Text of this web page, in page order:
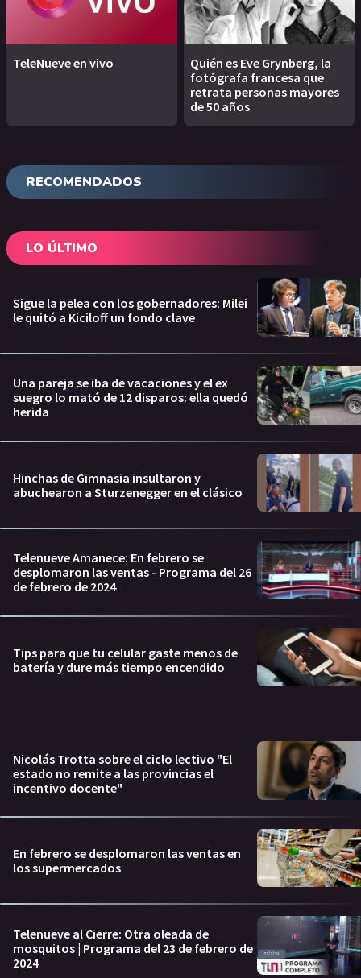
TeleNueve en vivo
Quién es Eve Grynberg, la
fotógrafa francesa que
retrata personas mayores
de 50 años
RECOMENDADOS
LO ÚLTIMO
Sigue la pelea con los gobernadores: Milei
le quitó a Kiciloff un fondo clave
Una pareja se iba de vacaciones y el ex
suegro lo mató de 12 disparos: ella quedó
herida
Hinchas de Gimnasia insultaron y
abuchearon a Sturzenegger en el clásico
Telenueve Amanece: En febrero se
desplomaron las ventas - Programa del 26
de febrero de 2024
Tips para que tu celular gaste menos de
batería y dure más tiempo encendido
Nicolás Trotta sobre el ciclo lectivo "El
estado no remite a las provincias el
incentivo docente"
En febrero se desplomaron las ventas en
los supermercados
Telenueve al Cierre: Otra oleada de
mosquitos | Programa del 23 de febrero de
2024